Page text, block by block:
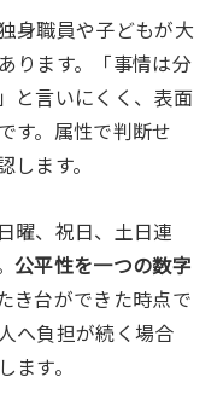
身職員や子どもが大
ります。「事情は分
と言いにくく、表面
す。属性で判断せ
ます。
曜、祝日、土日連
公平性を一つの数字
き台ができた時点で
へ負担が続く場合
す。